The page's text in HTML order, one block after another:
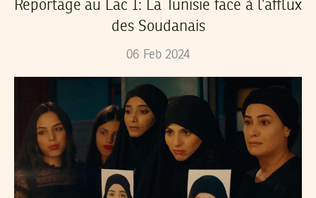
Reportage au Lac 1: La Tunisie face à l’afflux
des Soudanais
06 Feb 2024